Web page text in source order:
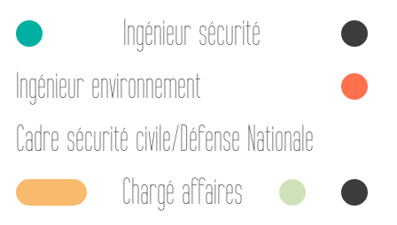
Ingénieur sécurité
Ingénieur environnement
Cadre sécurité civile/Défense Nationale
Chargé affaires